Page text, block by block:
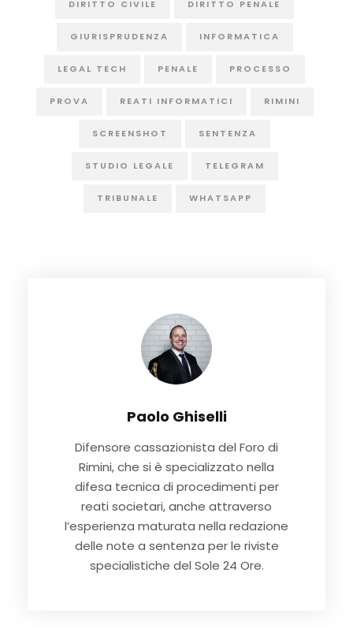
DIRITTO CIVILE DIRITTO PENALE
GIURISPRUDENZA INFORMATICA
LEGAL TECH PENALE PROCESSO
PROVA REATI INFORMATICI RIMINI
SCREENSHOT SENTENZA
STUDIO LEGALE TELEGRAM
TRIBUNALE WHATSAPP
Paolo Ghiselli
Difensore cassazionista del Foro di
Rimini, che si è specializzato nella
difesa tecnica di procedimenti per
reati societari, anche attraverso
l’esperienza maturata nella redazione
delle note a sentenza per le riviste
specialistiche del Sole 24 Ore.